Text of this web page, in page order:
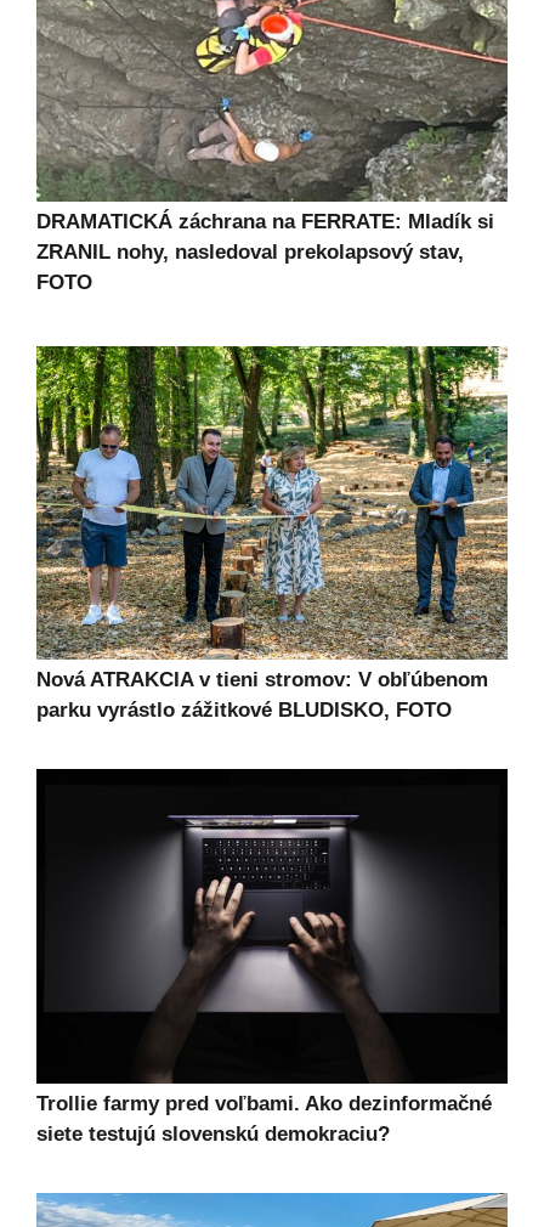
DRAMATICKÁ záchrana na FERRATE: Mladík si
ZRANIL nohy, nasledoval prekolapsový stav,
FOTO
Nová ATRAKCIA v tieni stromov: V obľúbenom
parku vyrástlo zážitkové BLUDISKO, FOTO
Trollie farmy pred voľbami. Ako dezinformačné
siete testujú slovenskú demokraciu?